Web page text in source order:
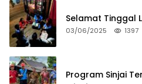
Selamat Tinggal
03/06/2025 1397
Program Sinjai